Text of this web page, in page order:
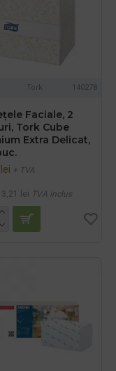
Tork 140278
Faciale, 2
Tork Cube
Extra Delicat,
+ TVA
lei TVA inclus